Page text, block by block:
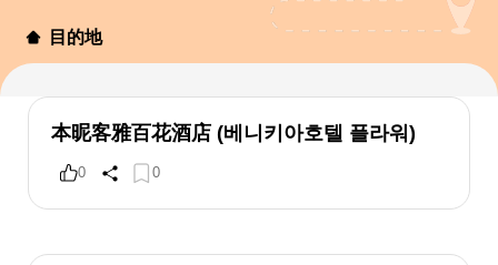
目的地
本昵客雅百花酒店 (베니키아호텔 플라워)
0 0